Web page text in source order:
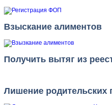
Взыскание алиментов
Получить вытяг из
Лишение родительских